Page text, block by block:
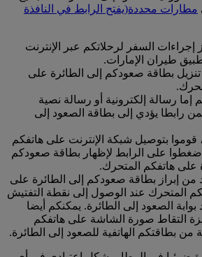
مطارات محددة(يفتح الرابط في النافذة
إجراءات السفر لرحلاتكم عبر الإنترنت
طيران الإمارات.
تنزيل بطاقة صعودكم إلى الطائرة على
رسالة إلكترونية أو رسالة نصية
رابطا يؤدي إلى بطاقة الصعود إلى
قوموا بتوصيل شبكة الإنترنت على هاتفكم
على الرابط لإظهار بطاقة صعودكم
على هاتفكم المتحرك.
من إبراز بطاقة صعودكم إلى الطائرة على
المتحرك عند الوصول إلى نقطة التفتيش
بوابة الصعود إلى الطائرة. يمكنكم أيضا
التقاط صورة الشاشة على هاتفكم
بطاقتكم الهاتفية للصعود إلى الطائرة.